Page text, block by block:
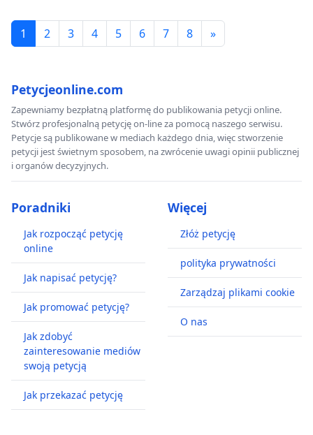
1 2 3 4 5 6 7 8 »
Petycjeonline.com
Zapewniamy bezpłatną platformę do publikowania petycji online.
Stwórz profesjonalną petycję on-line za pomocą naszego serwisu.
Petycje są publikowane w mediach każdego dnia, więc stworzenie
petycji jest świetnym sposobem, na zwrócenie uwagi opinii publicznej
i organów decyzyjnych.
Poradniki
Jak rozpocząć petycję
online
Jak napisać petycję?
Jak promować petycję?
Jak zdobyć
zainteresowanie mediów
swoją petycją
Jak przekazać petycję
Więcej
Złóż petycję
polityka prywatności
Zarządzaj plikami cookie
O nas